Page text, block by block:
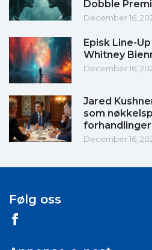
Dobble
December 16,
Episk Line-
Whitney
December 16,
Jared
som
forhandlinger
December 16,
Følg oss